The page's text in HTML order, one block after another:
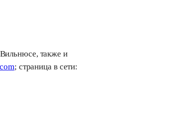
также и
; страница в сети: